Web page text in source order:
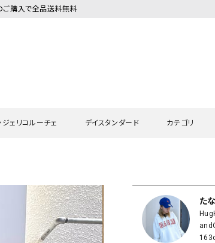
ご購入で全品送料無料
ェリコルーチェ
チュニック
デイスタンダード
カーディガン・ベスト
シャツ・ブラウス
スウェット・パーカー
チュニッ
カテゴリ
ワンピース・チュニック
サロペット・オーバーオール
ラッピンナ
hagumu（ハ
her.（ハードッ
た